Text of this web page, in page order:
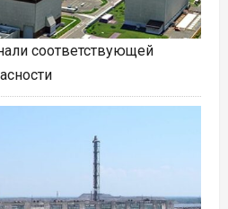
соответствующей